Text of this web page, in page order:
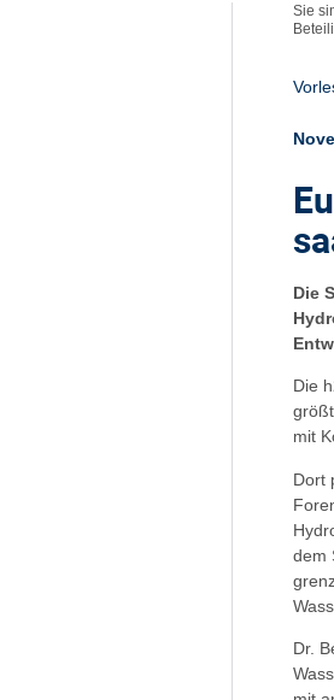
Sie
Die
Die
mit
Dort
dem
Dr.